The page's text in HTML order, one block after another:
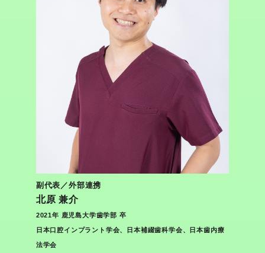
副代表／外部連携
北原 兼介
2021年 鹿児島大学歯学部 卒
日本口腔インプラント学会、日本補綴歯科学会、日本歯内療
法学会